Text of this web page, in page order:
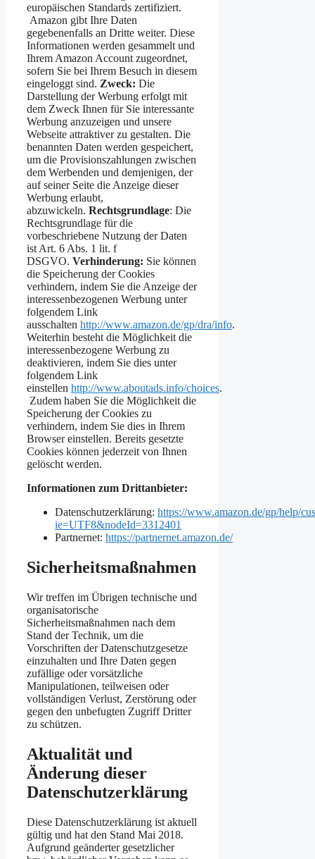
europäischen Standards zertifiziert.
Amazon gibt Ihre Daten
gegebenenfalls an Dritte weiter. Diese
Informationen werden gesammelt und
Ihrem Amazon Account zugeordnet,
sofern Sie bei Ihrem Besuch in diesem
eingeloggt sind. Zweck: Die
Darstellung der Werbung erfolgt mit
dem Zweck Ihnen für Sie interessante
Werbung anzuzeigen und unsere
Webseite attraktiver zu gestalten. Die
benannten Daten werden gespeichert,
um die Provisionszahlungen zwischen
dem Werbenden und demjenigen, der
auf seiner Seite die Anzeige dieser
Werbung erlaubt,
abzuwickeln. Rechtsgrundlage: Die
Rechtsgrundlage für die
vorbeschriebene Nutzung der Daten
ist Art. 6 Abs. 1 lit. f
DSGVO. Verhinderung: Sie können
die Speicherung der Cookies
verhindern, indem Sie die Anzeige der
interessenbezogenen Werbung unter
folgendem Link
ausschalten http://www.amazon.de/gp/dra/info.
Weiterhin besteht die Möglichkeit die
interessenbezogene Werbung zu
deaktivieren, indem Sie dies unter
folgendem Link
einstellen http://www.aboutads.info/choices.
Zudem haben Sie die Möglichkeit die
Speicherung der Cookies zu
verhindern, indem Sie dies in Ihrem
Browser einstellen. Bereits gesetzte
Cookies können jederzeit von Ihnen
gelöscht werden.
Informationen zum Drittanbieter:
Datenschutzerklärung: https://www.amazon.de/gp/help/
ie=UTF8&nodeId=3312401
Partnernet: https://partnernet.amazon.de/
Sicherheitsmaßnahmen
Wir treffen im Übrigen technische und
organisatorische
Sicherheitsmaßnahmen nach dem
Stand der Technik, um die
Vorschriften der Datenschutzgesetze
einzuhalten und Ihre Daten gegen
zufällige oder vorsätzliche
Manipulationen, teilweisen oder
vollständigen Verlust, Zerstörung oder
gegen den unbefugten Zugriff Dritter
zu schützen.
Aktualität und
Änderung dieser
Datenschutzerklärung
Diese Datenschutzerklärung ist aktuell
gültig und hat den Stand Mai 2018.
Aufgrund geänderter gesetzlicher